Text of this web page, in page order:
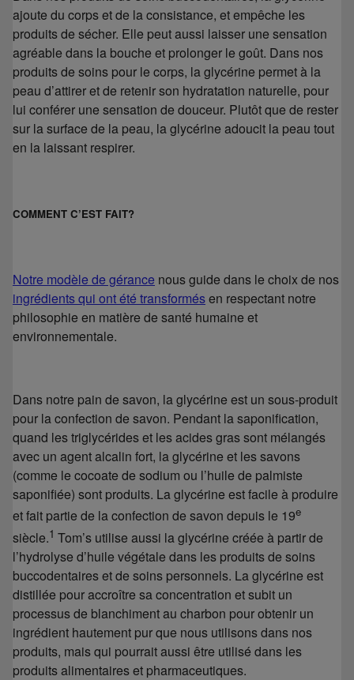
ajoute du corps et de la consistance, et empêche les
produits de sécher. Elle peut aussi laisser une sensation
agréable dans la bouche et prolonger le goût. Dans nos
produits de soins pour le corps, la glycérine permet à la
peau d’attirer et de retenir son hydratation naturelle, pour
lui conférer une sensation de douceur. Plutôt que de rester
sur la surface de la peau, la glycérine adoucit la peau tout
en la laissant respirer.
COMMENT C’EST FAIT?
Notre modèle de gérance nous guide dans le choix de nos
ingrédients qui ont été transformésen respectant notre
philosophie en matière de santé humaine et
environnementale.
Dans notre pain de savon, la glycérine est un sous-produit
pour la confection de savon. Pendant la saponification,
quand les triglycérides et les acides gras sont mélangés
avec un agent alcalin fort, la glycérine et les savons
(comme le cocoate de sodium ou l’huile de palmiste
saponifiée) sont produits. La glycérine est facile à produire
et fait partie de la confection de savon depuis le 19e
siècle.1 Tom’s utilise aussi la glycérine créée à partir de
l’hydrolyse d’huile végétale dans les produits de soins
buccodentaires et de soins personnels. La glycérine est
distillée pour accroître sa concentration et subit un
processus de blanchiment au charbon pour obtenir un
ingrédient hautement pur que nous utilisons dans nos
produits, mais qui pourrait aussi être utilisé dans les
produits alimentaires et pharmaceutiques.